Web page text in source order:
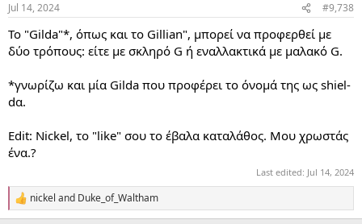
Jul 14, 2024 #9,738
Το "Gilda"*, όπως και το Gillian", μπορεί να προφερθεί με
δύο τρόπους: είτε με σκληρό G ή εναλλακτικά με μαλακό G.
*γνωρίζω και μία Gilda που προφέρει το όνομά της ως shiel-
dα.
Edit: Nickel, το "like" σου το έβαλα καταλάθος. Μου χρωστάς
ένα.?
Last edited: Jul 14, 2024
R
e
nickel and Duke_of_Waltham